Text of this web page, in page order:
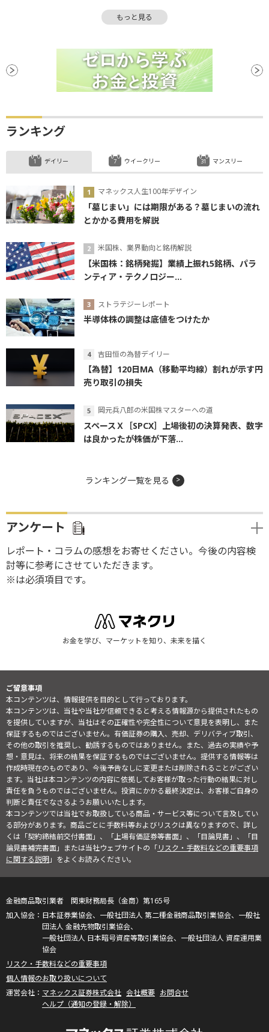
オシレーター 材料 上場
もっと見る
ランキング
デイリー
マネックス人生100年デザイン
「墓じまい」には期限がある？墓じまいの流れ
とかかる費用を解説
米国株、業界動向と銘柄解説
【米国株：銘柄発掘】業績上振れ5銘柄、パラ
ンティア・テクノロジー...
ストラテジーレポート
半導体株の調整は底値をつけたか
吉田恒の為替デイリー
【為替】120日MA（移動平均線）割れが示す円
売り取引の損失
岡元兵八郎の米国株マスターへの道
スペースＸ［SPCX］上場後初の決算発表、数字
は良かったが株価が下落...
ウイークリー マンスリー
ランキング一覧を見る
アンケート
レポート・コラムの感想をお寄せください。今後の内容検
討等に参考にさせていただきます。
※は必須項目です。
お金を学び、マーケットを知り、未来を描く
ご留意事項
本コンテンツは、情報提供を目的として行っております。
本コンテンツは、当社や当社が信頼できると考える情報源から提供されたもの
を提供していますが、当社はその正確性や完全性について意見を表明し、また
保証するものではございません。有価証券の購入、売却、デリバティブ取引、
その他の取引を推奨し、勧誘するものではありません。また、過去の実績や予
想・意見は、将来の結果を保証するものではございません。提供する情報等は
作成時現在のものであり、今後予告なしに変更または削除されることがござい
ます。当社は本コンテンツの内容に依拠してお客様が取った行動の結果に対し
責任を負うものではございません。投資にかかる最終決定は、お客様ご自身の
判断と責任でなさるようお願いいたします。
本コンテンツでは当社でお取扱している商品・サービス等について言及してい
る部分があります。商品ごとに手数料等およびリスクは異なりますので、詳し
くは「契約締結前交付書面」、「上場有価証券等書面」、「目論見書」、「目
論見書補完書面」または当社ウェブサイトの「リスク・手数料などの重要事項
に関する説明」をよくお読みください。
金融商品取引業者 関東財務局長（金商）第165号
日本証券業協会、一般社団法人 第二種金融商品取引業協会、一般社
団法人 金融先物取引業協会、
一般社団法人 日本暗号資産等取引業協会、一般社団法人 資産運用業
協会
リスク・手数料などの重要事項
個人情報のお取り扱いについて
マネックス証券株式会社 会社概要 お問合せ
ヘルプ（通知の登録・解除）